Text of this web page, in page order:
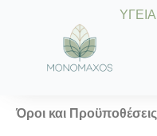
ΥΓΕΙΑ
Όροι και Προϋποθέσεις